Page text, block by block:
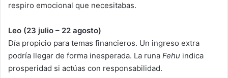
respiro emocional que necesitabas.
Leo (23 julio – 22 agosto)
Día propicio para temas financieros. Un ingreso extra
podría llegar de forma inesperada. La runa Fehu indica
prosperidad si actúas con responsabilidad.